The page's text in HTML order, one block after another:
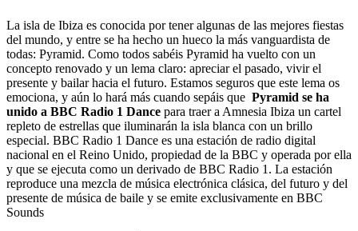
La isla de Ibiza es conocida por tener algunas de las mejores fiestas
del mundo, y entre se ha hecho un hueco la más vanguardista de
todas: Pyramid. Como todos sabéis Pyramid ha vuelto con un
concepto renovado y un lema claro: apreciar el pasado, vivir el
presente y bailar hacia el futuro. Estamos seguros que este lema os
emociona, y aún lo hará más cuando sepáis que Pyramid se ha
unido a BBC Radio 1 Dance para traer a Amnesia Ibiza un cartel
repleto de estrellas que iluminarán la isla blanca con un brillo
especial. BBC Radio 1 Dance es una estación de radio digital
nacional en el Reino Unido, propiedad de la BBC y operada por ella
y que se ejecuta como un derivado de BBC Radio 1. La estación
reproduce una mezcla de música electrónica clásica, del futuro y del
presente de música de baile y se emite exclusivamente en BBC
Sounds